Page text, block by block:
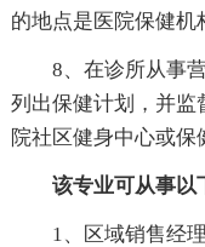
的地点是医院保健机
8、在诊所从事
列出保健计划，并监
院社区健身中心或保
该专业可从事以
1、区域销售经理